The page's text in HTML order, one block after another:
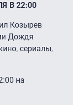
В 22:00
Козырев
Дождя
сериалы,
на